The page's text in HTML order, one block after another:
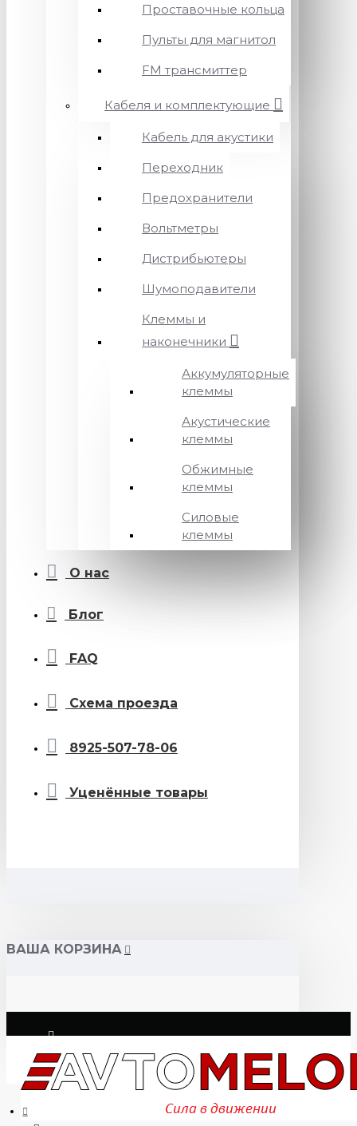
Проставочные кольца
Пульты для магнитол
FM трансмиттер
Кабеля и комплектующие
Кабель для акустики
Переходник
Предохранители
Вольтметры
Дистрибьютеры
Шумоподавители
Клеммы и
наконечники
Аккумуляторные
клеммы
Акустические
клеммы
Обжимные
клеммы
Силовые
клеммы
О нас
Блог
FAQ
Схема проезда
8925-507-78-06
Уценённые товары
ВАША КОРЗИНА
Логин
Регистрация